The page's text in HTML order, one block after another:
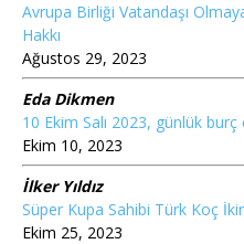
Avrupa Birliği Vatandaşı
Hakkı
Ağustos 29, 2023
Eda Dikmen
10 Ekim Salı 2023, günlük burç
Ekim 10, 2023
İlker Yıldız
Süper Kupa Sahibi Türk Koç
Ekim 25, 2023